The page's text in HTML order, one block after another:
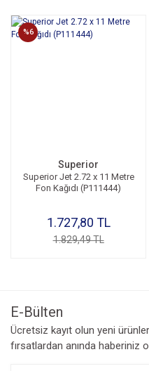
%6
Superior
Superior Jet 2.72 x 11 Metre
Fon Kağıdı (P111444)
1.727,80 TL
1.829,49 TL
E-Bülten
Ücretsiz kayıt olun yeni
fırsatlardan anında haberiniz